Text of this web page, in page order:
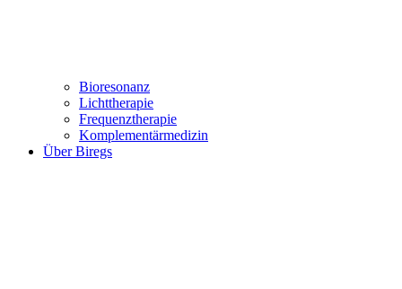
Bioresonanz
Lichttherapie
Frequenztherapie
Komplementärmedizin
Über Biregs